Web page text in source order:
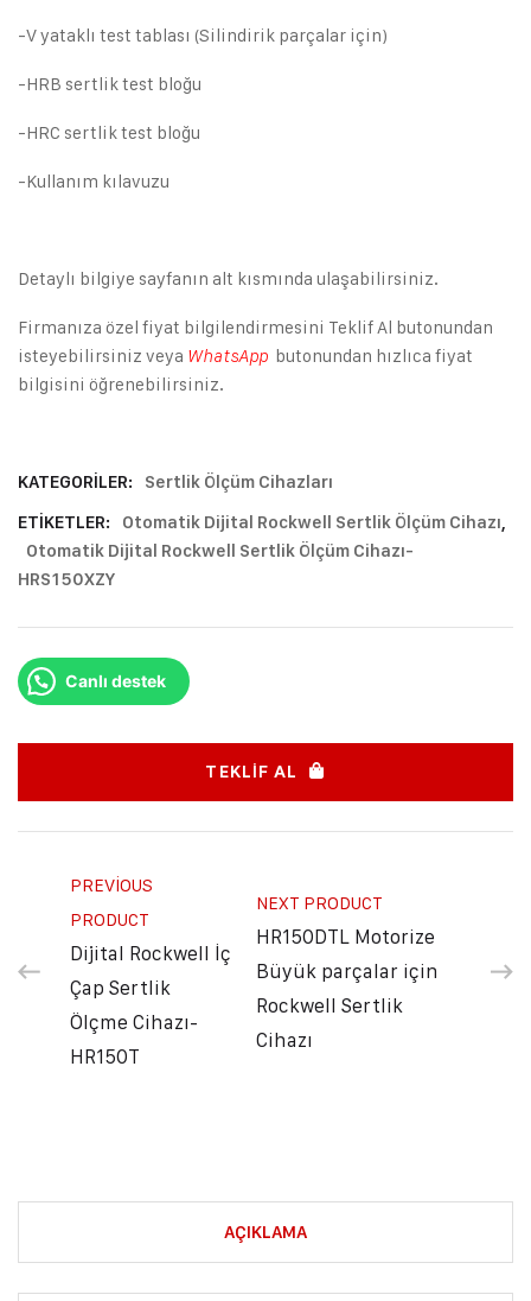
-V yataklı test tablası (Silindirik parçalar için)
-HRB sertlik test bloğu
-HRC sertlik test bloğu
-Kullanım kılavuzu
Detaylı bilgiye sayfanın alt kısmında ulaşabilirsiniz.
Firmanıza özel fiyat bilgilendirmesini Teklif Al butonundan
isteyebilirsiniz veya WhatsApp butonundan hızlıca fiyat
bilgisini öğrenebilirsiniz.
KATEGORILER:
Sertlik Ölçüm Cihazları
ETIKETLER:
Otomatik Dijital Rockwell Sertlik Ölçüm Cihazı,
Otomatik Dijital Rockwell Sertlik Ölçüm Cihazı-
HRS150XZY
Canlı destek
TEKLIF AL
PREVIOUS
PRODUCT
Dijital Rockwell İç
Çap Sertlik
Ölçme Cihazı-
HR150T
NEXT PRODUCT
HR150DTL Motorize
Büyük parçalar için
Rockwell Sertlik
Cihazı
AÇIKLAMA